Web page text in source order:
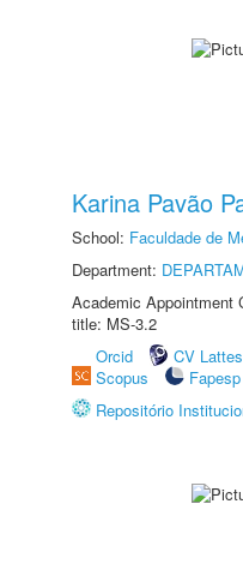
Karina Pavão
School: Faculdade de
Department:
Academic Appointment
title: MS-3.2
Orcid
CV Lattes
Scopus
Fapesp
Repositório